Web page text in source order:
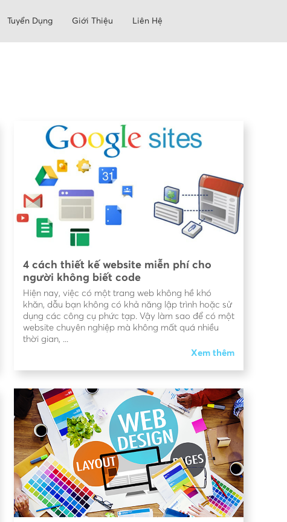
Tuyển Dụng Giới Thiệu Liên Hệ
4 cách thiết kế website miễn phí cho
người không biết code
Hiện nay, việc có một trang web không hề khó
khăn, dẫu bạn không có khả năng lập trình hoặc sử
dụng các công cụ phức tạp. Vậy làm sao để có một
website chuyên nghiệp mà không mất quá nhiều
thời gian, ...
Xem thêm